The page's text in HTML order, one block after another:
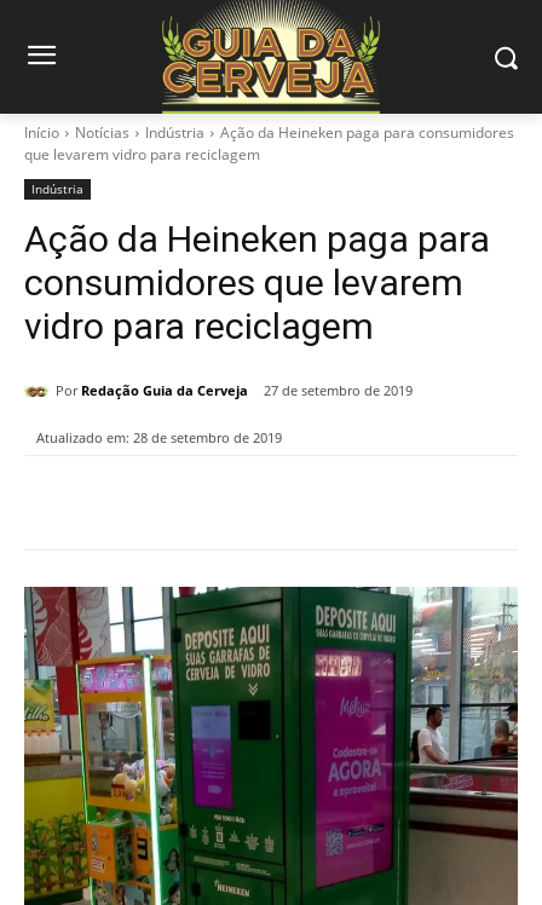
Início Notícias Indústria
Ação da Heineken paga para consumidores
que levarem vidro para reciclagem
Indústria
Ação da Heineken paga para
consumidores que levarem
vidro para reciclagem
Por Redação Guia da Cerveja 27 de setembro de 2019
Atualizado em: 28 de setembro de 2019